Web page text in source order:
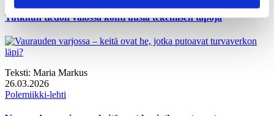
Tutkitun tiedon valossa kohti uusia tekemisen tapoja
Teksti: Maria Markus
26.03.2026
Polemiikki-lehti